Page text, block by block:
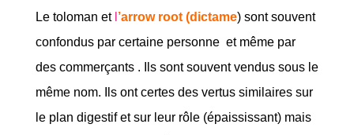
Le toloman et ’arrow root (dictame) sont souvent
confondus par certaine personne et même par
des commerçants . Ils sont souvent vendus sous le
même nom. Ils ont certes des vertus similaires sur
le plan digestif et sur leur rôle (épaississant) mais